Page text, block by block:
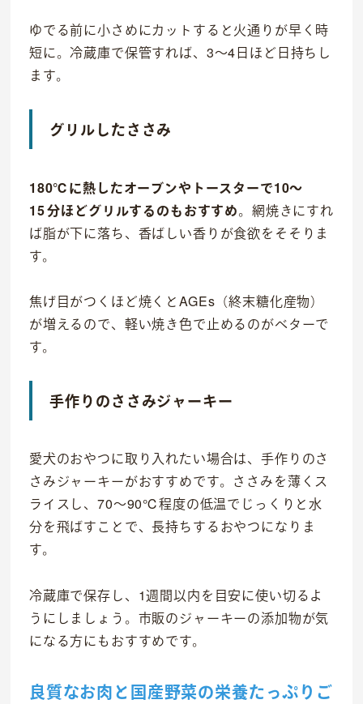
ゆでる前に小さめにカットすると火通りが早く時
短に。冷蔵庫で保管すれば、3～4日ほど日持ちし
ます。
グリルしたささみ
180℃に熱したオーブンやトースターで10〜
15 分ほどグリルするのもおすすめ。網焼きにすれ
ば脂が下に落ち、香ばしい香りが食欲をそそりま
す。
焦げ目がつくほど焼くとAGEs（終末糖化産物）
が増えるので、軽い焼き色で止めるのがベターで
す。
手作りのささみジャーキー
愛犬のおやつに取り入れたい場合は、手作りのさ
さみジャーキーがおすすめです。ささみを薄くス
ライスし、70〜90℃程度の低温でじっくりと水
分を飛ばすことで、長持ちするおやつになりま
す。
冷蔵庫で保存し、1週間以内を目安に使い切るよ
うにしましょう。市販のジャーキーの添加物が気
になる方にもおすすめです。
良質なお肉と国産野菜の栄養たっぷりご